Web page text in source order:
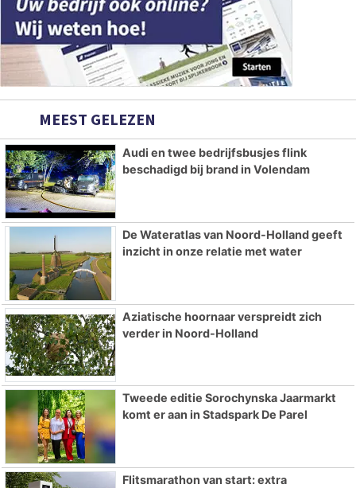
MEEST GELEZEN
Audi en twee bedrijfsbusjes flink
beschadigd bij brand in Volendam
De Wateratlas van Noord-Holland geeft
inzicht in onze relatie met water
Aziatische hoornaar verspreidt zich
verder in Noord-Holland
Tweede editie Sorochynska Jaarmarkt
komt er aan in Stadspark De Parel
Flitsmarathon van start: extra